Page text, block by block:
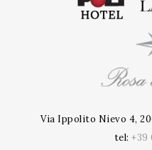
Via Ippolito Nievo 4,
tel: +39